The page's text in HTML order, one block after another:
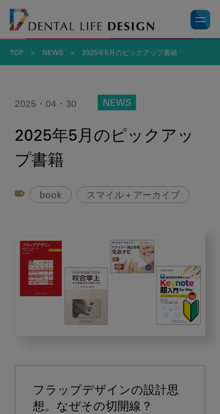
TOP > NEWS > 2025年5月のピックアップ書籍
2025・04・30 NEWS
2025年5月のピックアッ
プ書籍
book スマイル＋アーカイブ
5
フラップデザインの設計思
想。なぜその切開線？